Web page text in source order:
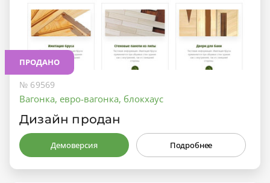
ПРОДАНО
№ 69569
Вагонка, евро-вагонка, блокхаус
Дизайн продан
Демоверсия Подробнее